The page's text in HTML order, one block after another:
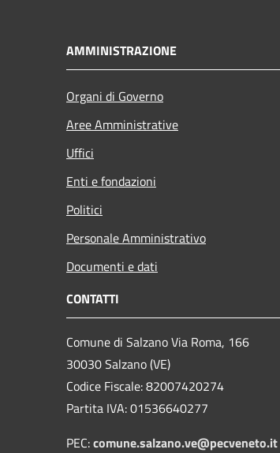
AMMINISTRAZIONE
Organi di Governo
Aree Amministrative
Uffici
Enti e fondazioni
Politici
Personale Amministrativo
Documenti e dati
CONTATTI
Comune di Salzano Via Roma, 166
30030 Salzano (VE)
Codice Fiscale: 82007420274
Partita IVA: 01536640277
PEC:comune.salzano.ve@pecveneto.it